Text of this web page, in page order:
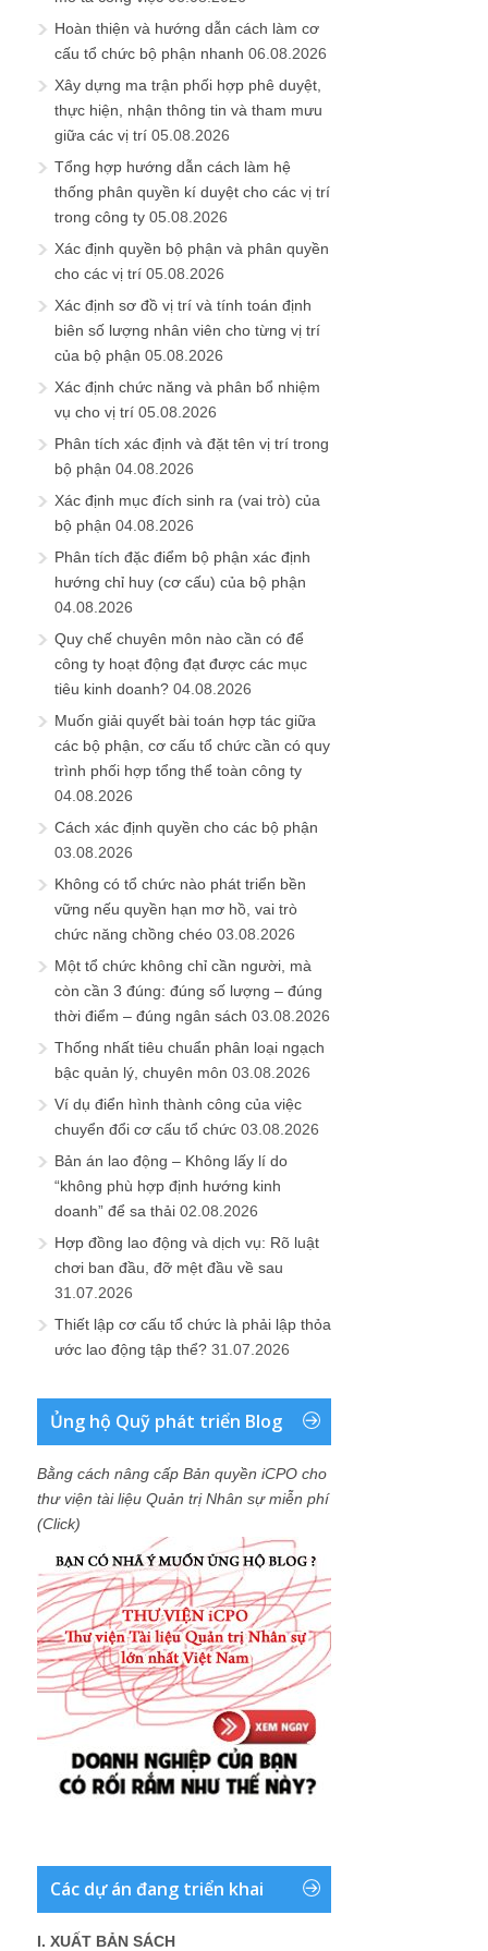
Hoàn thiện và hướng dẫn cách làm cơ
cấu tổ chức bộ phận nhanh 06.08.2026
Xây dựng ma trận phối hợp phê duyệt,
thực hiện, nhận thông tin và tham mưu
giữa các vị trí 05.08.2026
Tổng hợp hướng dẫn cách làm hệ
thống phân quyền kí duyệt cho các vị trí
trong công ty 05.08.2026
Xác định quyền bộ phận và phân quyền
cho các vị trí 05.08.2026
Xác định sơ đồ vị trí và tính toán định
biên số lượng nhân viên cho từng vị trí
của bộ phận 05.08.2026
Xác định chức năng và phân bổ nhiệm
vụ cho vị trí 05.08.2026
Phân tích xác định và đặt tên vị trí trong
bộ phận 04.08.2026
Xác định mục đích sinh ra (vai trò) của
bộ phận 04.08.2026
Phân tích đặc điểm bộ phận xác định
hướng chỉ huy (cơ cấu) của bộ phận
04.08.2026
Quy chế chuyên môn nào cần có để
công ty hoạt động đạt được các mục
tiêu kinh doanh? 04.08.2026
Muốn giải quyết bài toán hợp tác giữa
các bộ phận, cơ cấu tổ chức cần có quy
trình phối hợp tổng thể toàn công ty
04.08.2026
Cách xác định quyền cho các bộ phận
03.08.2026
Không có tổ chức nào phát triển bền
vững nếu quyền hạn mơ hồ, vai trò
chức năng chồng chéo 03.08.2026
Một tổ chức không chỉ cần người, mà
còn cần 3 đúng: đúng số lượng – đúng
thời điểm – đúng ngân sách 03.08.2026
Thống nhất tiêu chuẩn phân loại ngạch
bậc quản lý, chuyên môn 03.08.2026
Ví dụ điển hình thành công của việc
chuyển đổi cơ cấu tổ chức 03.08.2026
Bản án lao động – Không lấy lí do
“không phù hợp định hướng kinh
doanh” để sa thải 02.08.2026
Hợp đồng lao động và dịch vụ: Rõ luật
chơi ban đầu, đỡ mệt đầu về sau
31.07.2026
Thiết lập cơ cấu tổ chức là phải lập thỏa
ước lao động tập thể? 31.07.2026
Ủng hộ Quỹ phát triển Blog
Bằng cách nâng cấp Bản quyền iCPO cho
thư viện tài liệu Quản trị Nhân sự miễn phí
(Click)
Các dự án đang triển khai
I. XUẤT BẢN SÁCH